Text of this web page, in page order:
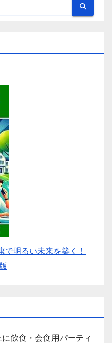
で明るい未来を築く！
飲食・会食用パーティ